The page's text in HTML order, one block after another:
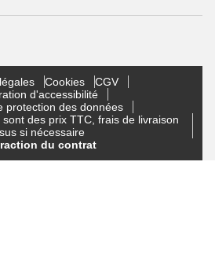
Cookies
CGV
d'accessibilité
protection des données
des prix TTC, frais de livraison
si nécessaire
du contrat